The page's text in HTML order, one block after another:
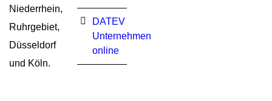
Niederrhein,
Ruhrgebiet,
Düsseldorf
und Köln.
DATEV
Unternehmen
online